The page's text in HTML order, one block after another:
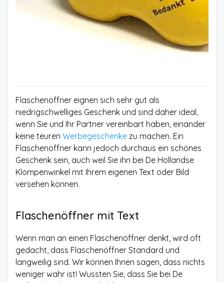
Flaschenöffner eignen sich sehr gut als
niedrigschwelliges Geschenk und sind daher ideal,
wenn Sie und Ihr Partner vereinbart haben, einander
keine teuren Werbegeschenke zu machen. Ein
Flaschenöffner kann jedoch durchaus ein schönes
Geschenk sein, auch weil Sie ihn bei De Hollandse
Klompenwinkel mit Ihrem eigenen Text oder Bild
versehen können.
Flaschenöffner mit Text
Wenn man an einen Flaschenöffner denkt, wird oft
gedacht, dass Flaschenöffner Standard und
langweilig sind. Wir können Ihnen sagen, dass nichts
weniger wahr ist! Wussten Sie, dass Sie bei De